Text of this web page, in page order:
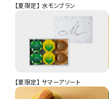
茶の菓うすやき 20枚入
お濃茶パンナコッタ 3コ入
円（税込）
もなかかお 6個入
円（税込）
薄玻璃チュイル 白ごま 5枚入
円（税込）
【夏限定】 水モンブラン
【夏限定】 サマーアソート